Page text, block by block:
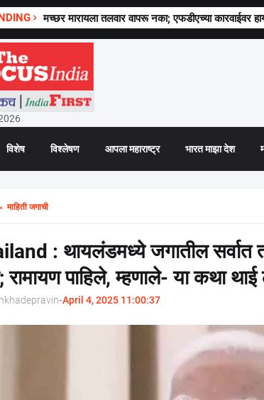
मच्छर मारायला तलवार वापरू नका; एफडीएच्या कारवाईवर
विशेष विश्लेषण आपला महाराष्ट्र भारत माझा देश
जगाची
: थायलंडमध्ये जगातील सर्वात
रामायण पाहिले, म्हणाले- या कथा थाई
-April 4, 2025 11:00:37